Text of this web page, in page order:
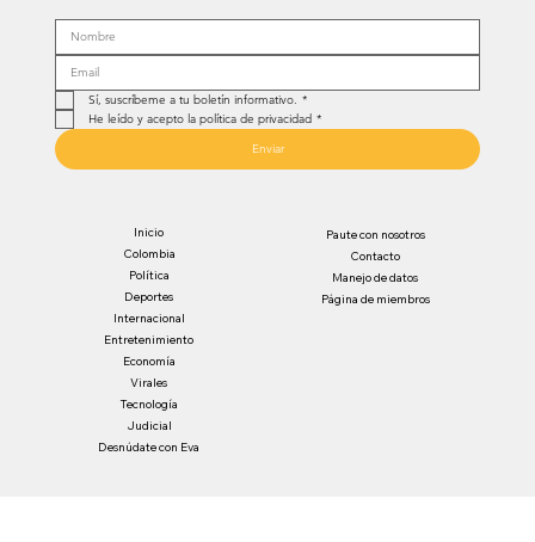
Sí, suscríbeme a tu boletín informativo. *
He leído y acepto la política de privacidad *
Enviar
Inicio
Colombia
Política
Deportes
Internacional
Entretenimiento
Economía
Virales
Tecnología
Judicial
Desnúdate con Eva
Paute con nosotros
Contacto
Manejo de datos
Página de miembros